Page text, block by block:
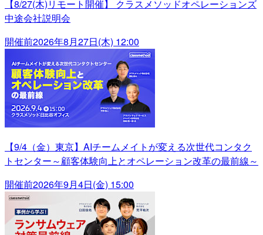
【8/27(木)リモート開催】 クラスメソッドオペレーションズ
中途会社説明会
開催前2026年8月27日(木) 12:00
【9/4（金）東京】AIチームメイトが変える次世代コンタク
トセンター～顧客体験向上とオペレーション改革の最前線～
開催前2026年9月4日(金) 15:00